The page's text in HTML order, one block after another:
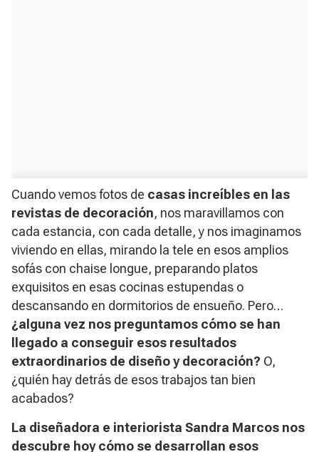
Cuando vemos fotos de casas increíbles en las
revistas de decoración, nos maravillamos con
cada estancia, con cada detalle, y nos imaginamos
viviendo en ellas, mirando la tele en esos amplios
sofás con chaise longue, preparando platos
exquisitos en esas cocinas estupendas o
descansando en dormitorios de ensueño. Pero…
¿alguna vez nos preguntamos cómo se han
llegado a conseguir esos resultados
extraordinarios de diseño y decoración? O,
¿quién hay detrás de esos trabajos tan bien
acabados?
La diseñadora e interiorista Sandra Marcos nos
descubre hoy cómo se desarrollan esos